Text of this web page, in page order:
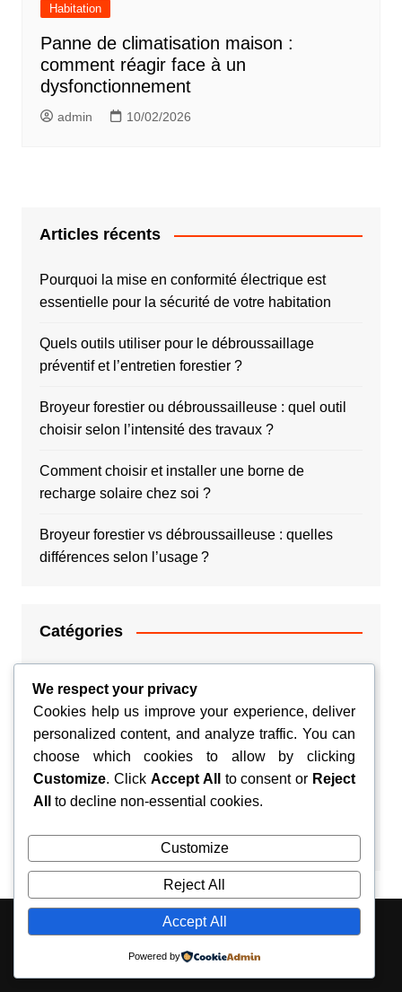
Habitation
Panne de climatisation maison :
comment réagir face à un
dysfonctionnement
admin 10/02/2026
Articles récents
Pourquoi la mise en conformité électrique est
essentielle pour la sécurité de votre habitation
Quels outils utiliser pour le débroussaillage
préventif et l’entretien forestier ?
Broyeur forestier ou débroussailleuse : quel outil
choisir selon l’intensité des travaux ?
Comment choisir et installer une borne de
recharge solaire chez soi ?
Broyeur forestier vs débroussailleuse : quelles
différences selon l’usage ?
Catégories
Couple
Habitation
Santé
Copyright © 2026 Silvyn. All rights reserved.
We respect your privacy
Cookies help us improve your experience, deliver
personalized content, and analyze traffic. You can
choose which cookies to allow by clicking
Customize. Click Accept All to consent or Reject
All
to decline non-essential cookies.
Customize
Reject All
Accept All
Powered by